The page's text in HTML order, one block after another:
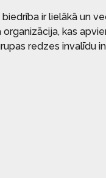
ir lielākā un
kas
redzes invalīdu